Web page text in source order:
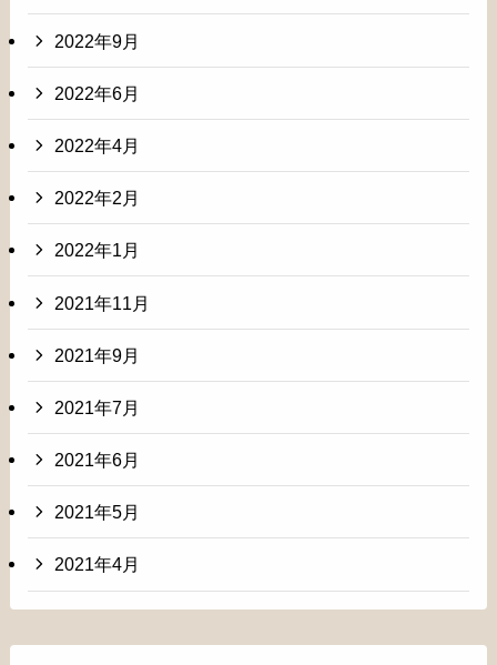
2022年9月
2022年6月
2022年4月
2022年2月
2022年1月
2021年11月
2021年9月
2021年7月
2021年6月
2021年5月
2021年4月